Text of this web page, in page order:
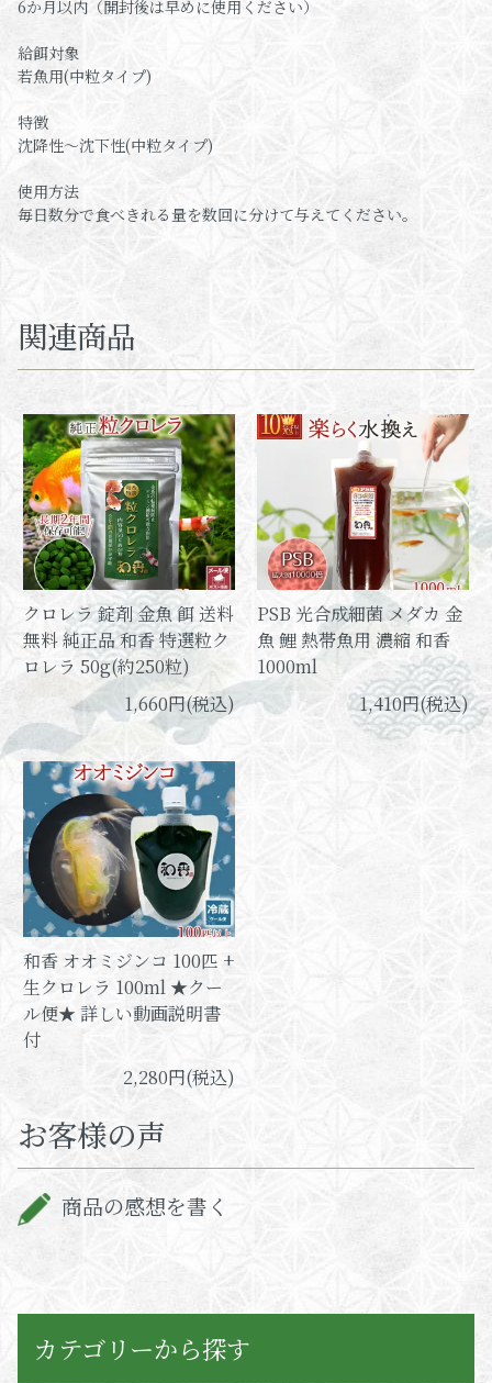
カテゴリーから探す
6か月以内（開封後は早めに使用ください）
給餌対象
若魚用(中粒タイプ)
特徴
沈降性～沈下性(中粒タイプ)
使用方法
毎日数分で食べきれる量を数回に分けて与えてください。
関連商品
クロレラ 錠剤 金魚 餌 送料
無料 純正品 和香 特選粒ク
ロレラ 50g(約250粒)
1,660円(税込)
PSB 光合成細菌 メダカ 金
魚 鯉 熱帯魚用 濃縮 和香
1000ml
1,410円(税込)
和香 オオミジンコ 100匹 +
生クロレラ 100ml ★クー
ル便★ 詳しい動画説明書
付
2,280円(税込)
お客様の声
商品の感想を書く